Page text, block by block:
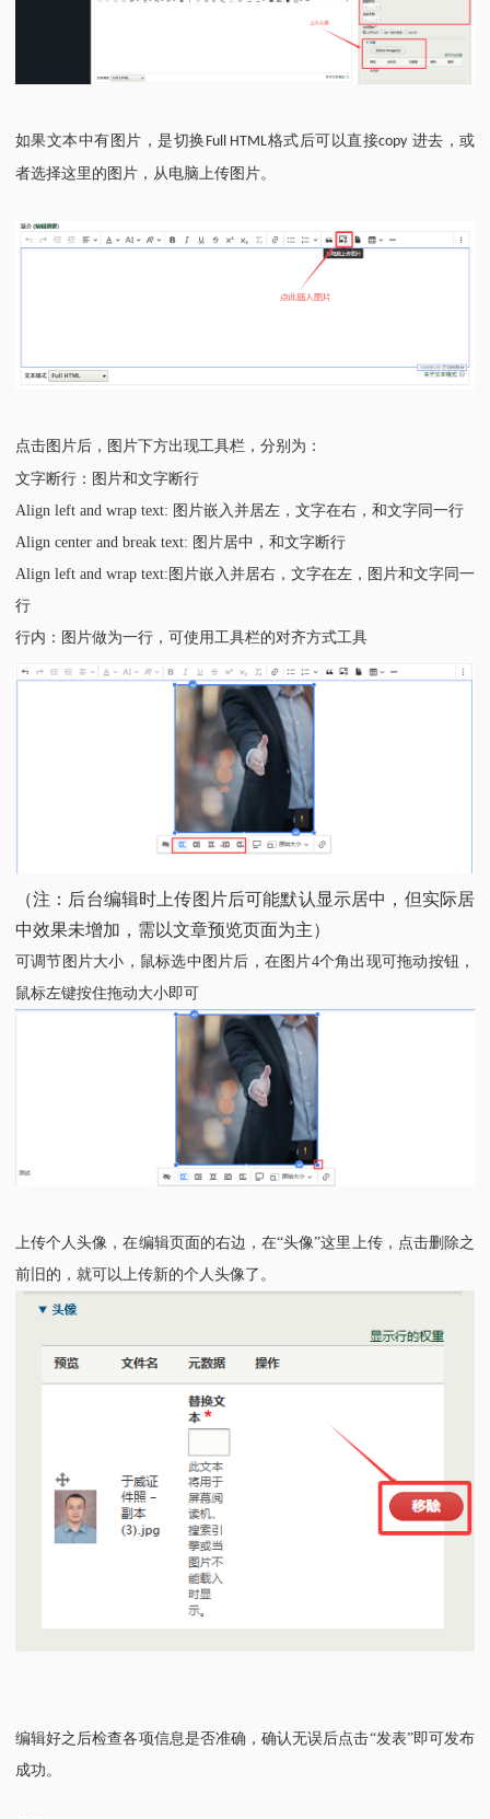
如果文本中有图片 ，是切换Full HTML格式后可以直接copy 进去 ，或
者选择这里的图片 ，从电脑上传图片。
点击图片后，图片下方出现工具栏 ，分别为：
文字断行：图片和文字断行
Align left and wrap text: 图片嵌入并居左，文字在右，和文字同一行
Align center and break text: 图片居中，和文字断行
Align left and wrap text:图片嵌入并居右，文字在左，图片和文字同一
行
行内：图片做为一行，可使用工具栏的对齐方式工具
（注：后台编辑时上传图片后可能默认显示居中，但实际居
中效果未增加，需以文章预览页面为主）
可调节图片大小，鼠标选中图片后，在图片4个角出现可拖动按钮，
鼠标左键按住拖动大小即可
上传个人头像，在编辑页面的右边，在“头像”这里上传，点击删除之
前旧的，就可以上传新的个人头像了。
编辑好之后检查各项信息是否准确，确认无误后点击“发表”即可发布
成功。